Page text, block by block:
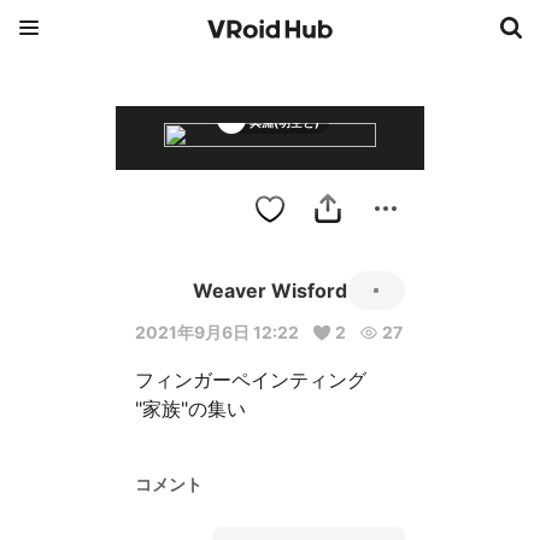
冥淵(明空と)
Weaver Wisford
2021年9月6日 12:22 2 27
フィンガーペインティング
"家族"の集い
コメント